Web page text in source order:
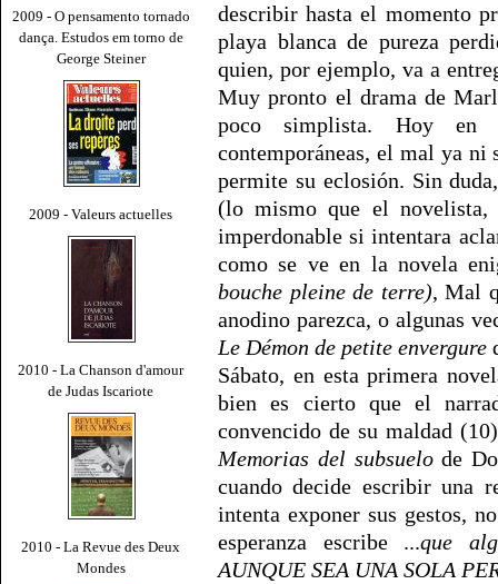
2009 - O pensamento tornado
dança. Estudos em torno de
George Steiner
2009 - Valeurs actuelles
2010 - La Chanson d'amour
de Judas Iscariote
2010 - La Revue des Deux
Mondes
describir hasta el momento
playa blanca de pureza
quien, por ejemplo, va a
Muy pronto el drama de
poco simplista. Hoy
contemporáneas, el mal ya
permite su eclosión. Sin
(lo mismo que el novelista,
imperdonable si intentara
como se ve en la novela
bouche pleine de terre), Mal
anodino parezca, o algunas
Le Démon de petite envergure
Sábato, en esta primera
bien es cierto que el
convencido de su maldad
Memorias del subsuelode
cuando decide escribir una
intenta exponer sus gestos,
esperanza escribe ...que
AUNQUE SEA UNA SOLA